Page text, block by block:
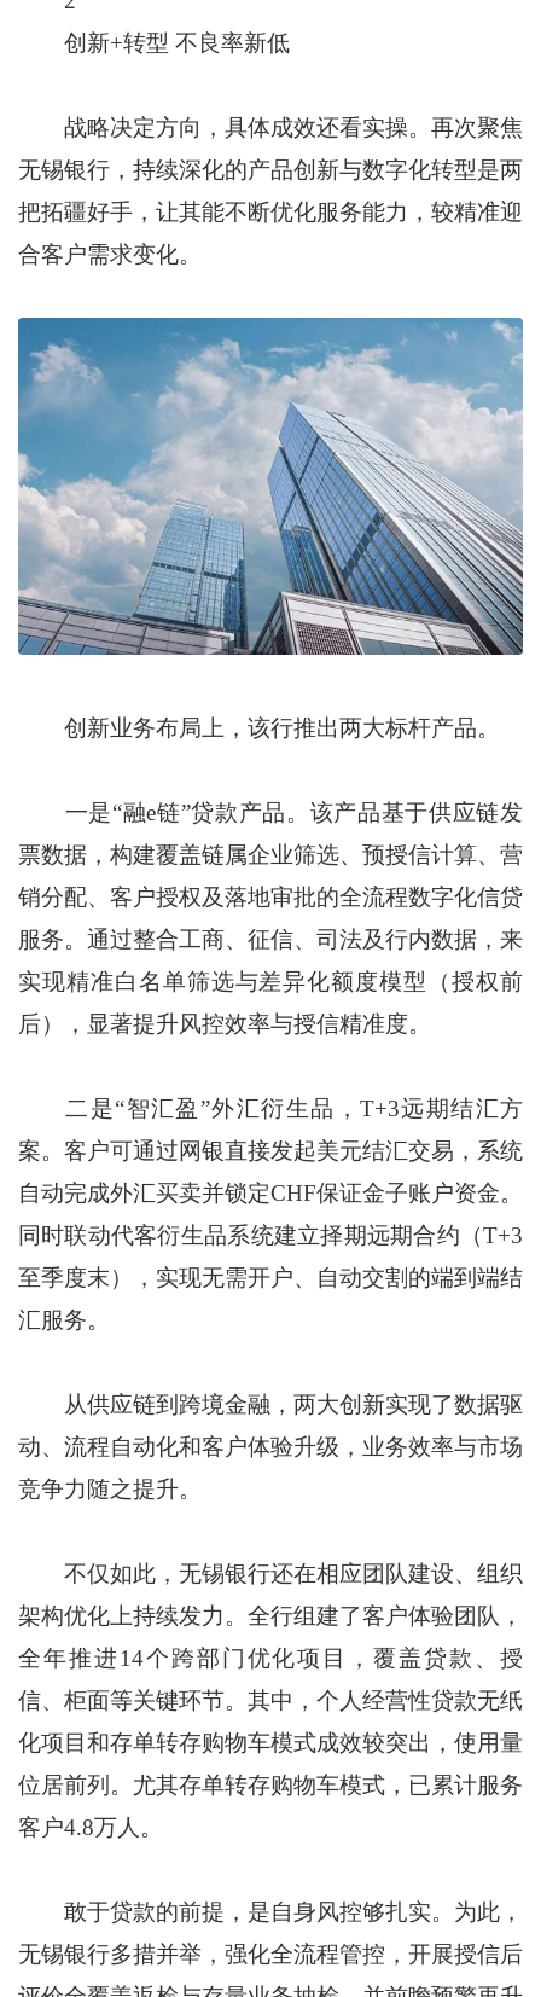
创新+转型 不良率新低
战略决定方向，具体成效还看实操。再次聚焦
无锡银行，持续深化的产品创新与数字化转型是两
把拓疆好手，让其能不断优化服务能力，较精准迎
合客户需求变化。
创新业务布局上，该行推出两大标杆产品。
一是“融e链”贷款产品。该产品基于供应链发
票数据，构建覆盖链属企业筛选、预授信计算、营
销分配、客户授权及落地审批的全流程数字化信贷
服务。通过整合工商、征信、司法及行内数据，来
实现精准白名单筛选与差异化额度模型（授权前
后），显著提升风控效率与授信精准度。
二是“智汇盈”外汇衍生品，T+3远期结汇方
案。客户可通过网银直接发起美元结汇交易，系统
自动完成外汇买卖并锁定CHF保证金子账户资金。
同时联动代客衍生品系统建立择期远期合约（T+3
至季度末），实现无需开户、自动交割的端到端结
汇服务。
从供应链到跨境金融，两大创新实现了数据驱
动、流程自动化和客户体验升级，业务效率与市场
竞争力随之提升。
不仅如此，无锡银行还在相应团队建设、组织
架构优化上持续发力。全行组建了客户体验团队，
全年推进14个跨部门优化项目，覆盖贷款、授
信、柜面等关键环节。其中，个人经营性贷款无纸
化项目和存单转存购物车模式成效较突出，使用量
位居前列。尤其存单转存购物车模式，已累计服务
客户4.8万人。
敢于贷款的前提，是自身风控够扎实。为此，
无锡银行多措并举，强化全流程管控，开展授信后